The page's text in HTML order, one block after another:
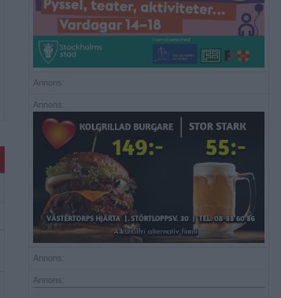
Annons:
Annons:
Annons:
Annons: